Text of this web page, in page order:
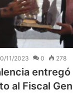
11/2023 0 278
entregó
al Fiscal